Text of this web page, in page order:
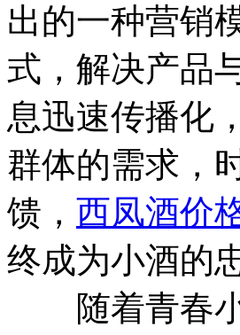
出的一种营销
式，解决产品
息迅速传播化
群体的需求，
馈， 西凤酒价
终成为小酒的
随着青春小